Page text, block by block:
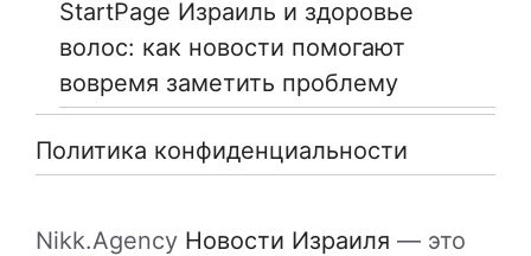
StartPage Израиль и здоровье
волос: как новости помогают
вовремя заметить проблему
Политика конфиденциальности
Nikk.Agency Новости Израиля — это